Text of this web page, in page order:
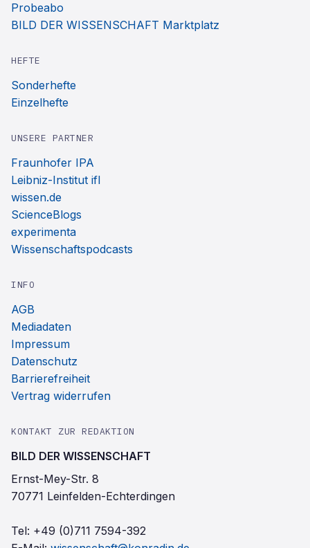
Probeabo
BILD DER WISSENSCHAFT Marktplatz
HEFTE
Sonderhefte
Einzelhefte
UNSERE PARTNER
Fraunhofer IPA
Leibniz-Institut ifl
wissen.de
ScienceBlogs
experimenta
Wissenschaftspodcasts
INFO
AGB
Mediadaten
Impressum
Datenschutz
Barrierefreiheit
Vertrag widerrufen
KONTAKT ZUR REDAKTION
BILD DER WISSENSCHAFT
Ernst-Mey-Str. 8
70771 Leinfelden-Echterdingen
Tel: +49 (0)711 7594-392